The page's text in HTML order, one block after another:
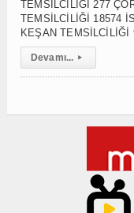
TEMSİLCİLİĞİ 277
TEMSİLCİLİĞİ 18574
KEŞAN TEMSİLCİLİĞİ
Devamı... ▸